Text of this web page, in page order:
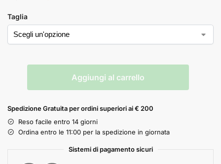
Taglia
Aggiungi al carrello
Spedizione Gratuita per ordini superiori ai € 200
Reso facile entro 14 giorni
Ordina entro le 11:00 per la spedizione in giornata
Sistemi di pagamento sicuri